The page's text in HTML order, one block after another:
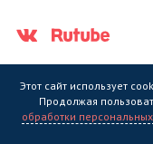
Государственное
Этот сайт использует
Продолжая
обработки